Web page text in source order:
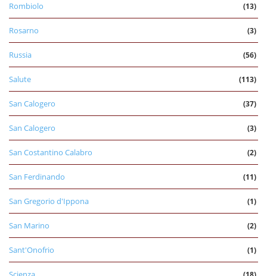
Rombiolo (13)
Rosarno (3)
Russia (56)
Salute (113)
San Calogero (37)
San Calogero (3)
San Costantino Calabro (2)
San Ferdinando (11)
San Gregorio d'Ippona (1)
San Marino (2)
Sant'Onofrio (1)